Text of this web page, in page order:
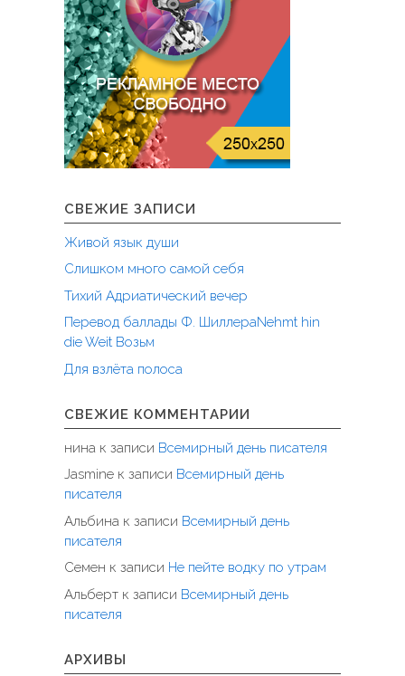
м
т
.
.
"
СВЕЖИЕ ЗАПИСИ
Живой язык души
Слишком много самой себя
Тихий Адриатический вечер
Перевод баллады Ф. ШиллераNehmt hin
die Weit Возьм
Для взлёта полоса
СВЕЖИЕ КОММЕНТАРИИ
нина к записи Всемирный день писателя
Jasmine к записи Всемирный день
писателя
Альбина к записи Всемирный день
писателя
Семен к записи Не пейте водку по утрам
Альберт к записи Всемирный день
писателя
АРХИВЫ